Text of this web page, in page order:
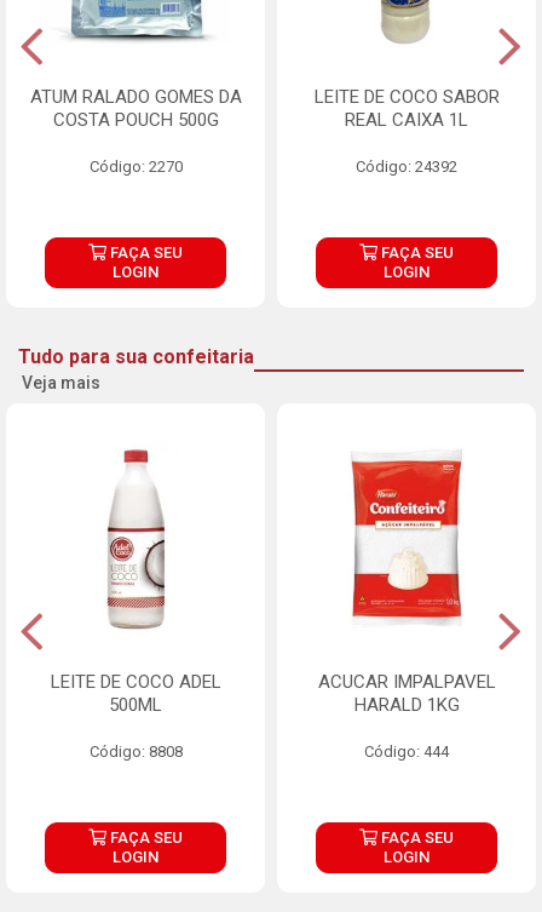
ATUM RALADO GOMES DA
COSTA POUCH 500G
Código: 2270
FAÇA SEU
LOGIN
LEITE DE COCO SABOR
REAL CAIXA 1L
Código: 24392
FAÇA SEU
LOGIN
Tudo para sua confeitaria
Veja mais
LEITE DE COCO ADEL
500ML
Código: 8808
FAÇA SEU
LOGIN
ACUCAR IMPALPAVEL
HARALD 1KG
Código: 444
FAÇA SEU
LOGIN